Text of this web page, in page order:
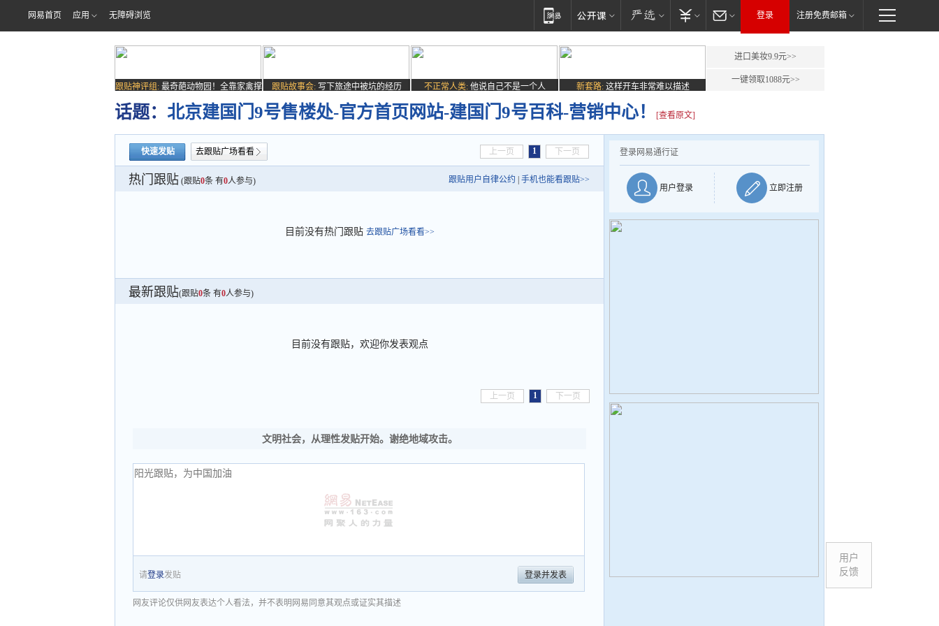
网易首页 应用 无障碍浏览 登录 注册免费邮箱
跟贴神评组: 最奇葩动物园！全靠家禽撑
场子
跟贴故事会: 写下旅途中被坑的经历 不正常人类: 他说自己不是一个人 新套路: 这样开车非常难以描述
进口美妆9.9元>>
一键领取1088元>>
话题： 北京建国门9号售楼处-官方首页网站-建国门9号百科-营销中心！ [查看原文]
快速发贴 去跟贴广场看看 上一页 1 下一页
热门跟贴 (跟贴0条 有0人参与) 跟贴用户自律公约 手机也能看跟贴>>
目前没有热门跟贴 去跟贴广场看看>>
最新跟贴(跟贴0条 有0人参与)
目前没有跟贴，欢迎你发表观点
上一页 1 下一页
文明社会，从理性发贴开始。谢绝地域攻击。
请登录发贴 登录并发表
网友评论仅供网友表达个人看法，并不表明网易同意其观点或证实其描述
登录网易通行证
用户登录 立即注册
用户
反馈